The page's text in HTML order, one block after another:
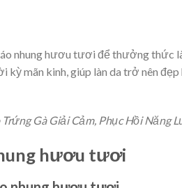
nhung hươu tươi để thưởng thức
kỳ mãn kinh, giúp làn da trở nên
Gà Giải Cảm, Phục Hồi Năng
hươu tươi